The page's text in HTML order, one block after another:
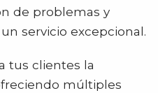
de problemas y
servicio excepcional.
tus clientes la
múltiples